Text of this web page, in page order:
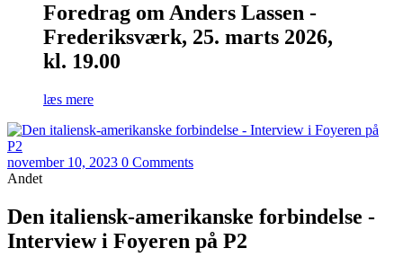
Foredrag om Anders Lassen -
Frederiksværk, 25. marts 2026,
kl. 19.00
læs mere
november 10, 2023 0 Comments
Andet
Den italiensk-amerikanske forbindelse -
Interview i Foyeren på P2